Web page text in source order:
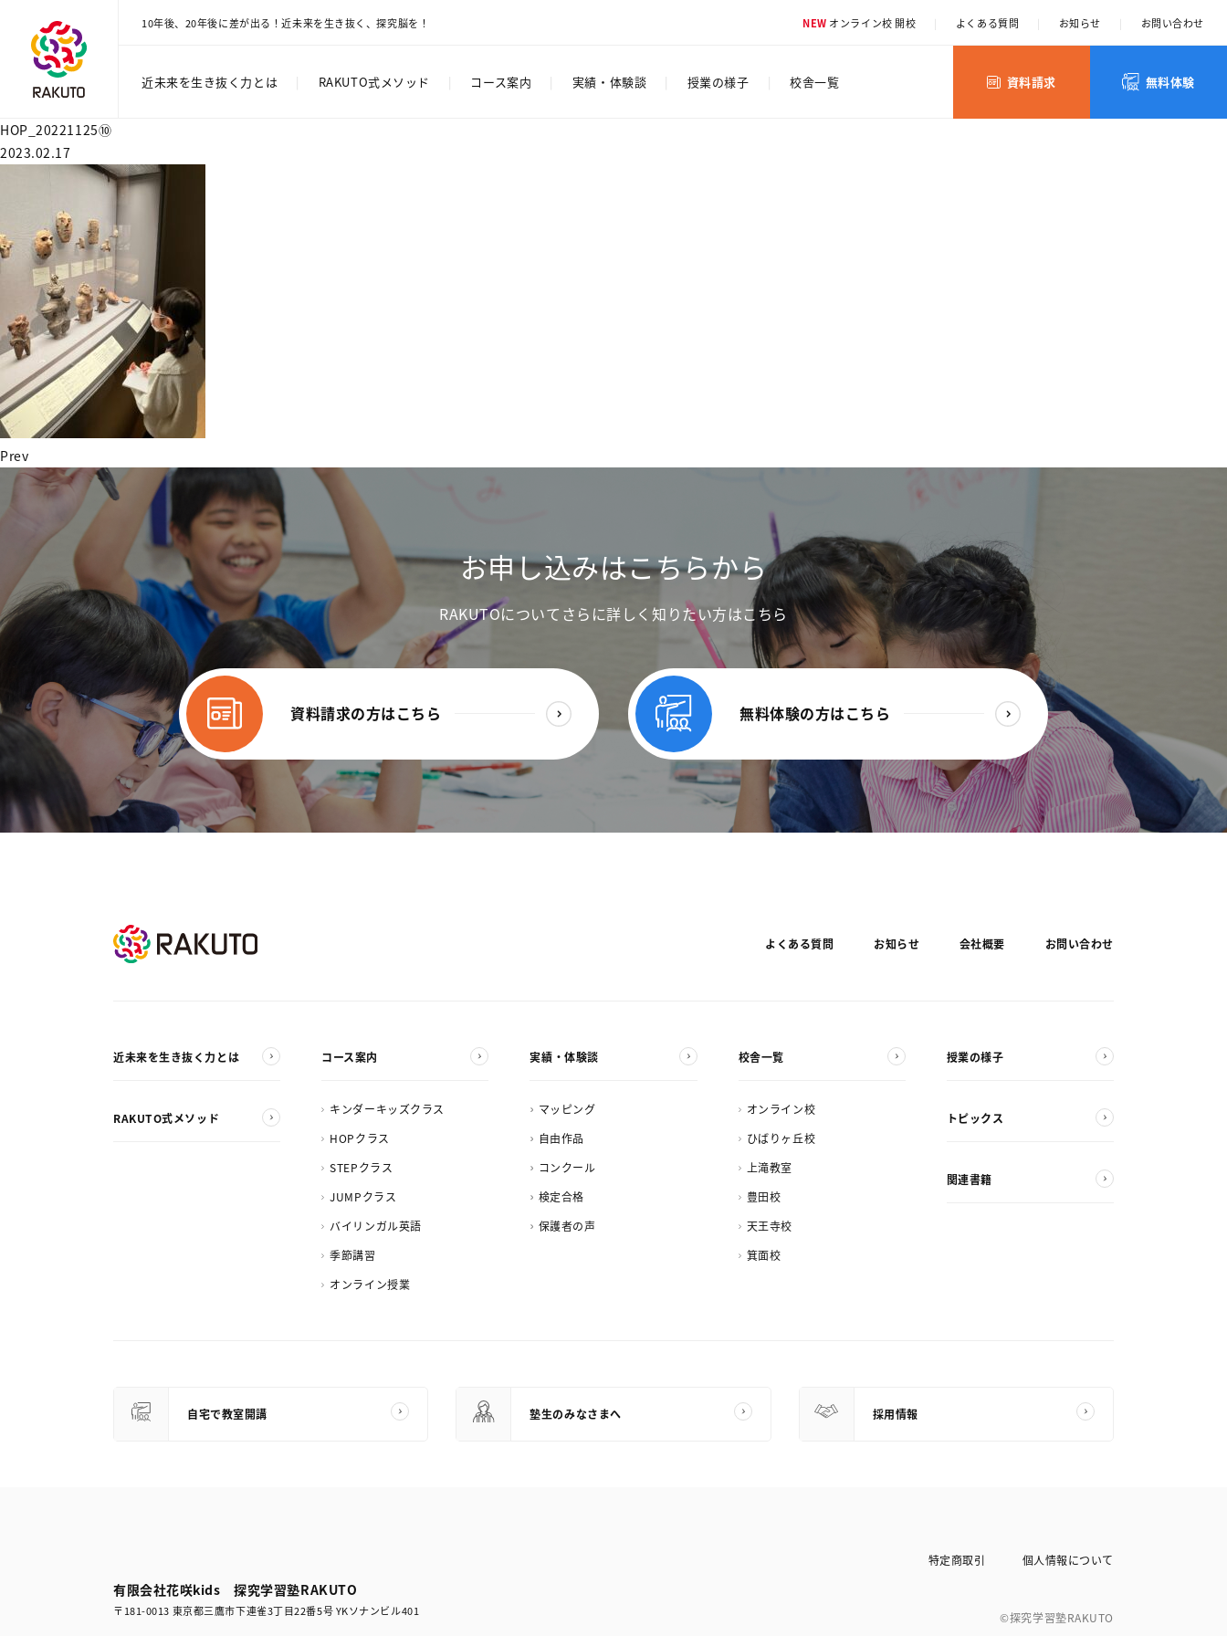
10年後、20年後に差が出る！近未来を生き抜く、探究脳を！ NEW オンライン校 開校 | よくある質問 | お知らせ | お問い合わせ
近未来を生き抜く力とは RAKUTO式メソッド コース案内 実績・体験談 授業の様子 校舎一覧 資料請求 無料体験
HOP_20221125⑩
2023.02.17
Prev
お申し込みはこちらから
RAKUTOについてさらに詳しく知りたい方はこちら
資料請求の方はこちら 無料体験の方はこちら
よくある質問 お知らせ 会社概要 お問い合わせ
近未来を生き抜く力とは
RAKUTO式メソッド
コース案内
キンダーキッズクラス
HOPクラス
STEPクラス
JUMPクラス
バイリンガル英語
季節講習
オンライン授業
実績・体験談
マッピング
自由作品
コンクール
検定合格
保護者の声
校舎一覧
オンライン校
ひばりヶ丘校
上滝教室
豊田校
天王寺校
箕面校
授業の様子
トピックス
関連書籍
自宅で教室開講 塾生のみなさまへ 採用情報
有限会社花咲kids 探究学習塾RAKUTO
〒181-0013 東京都三鷹市下連雀3丁目22番5号 YKソナンビル401
特定商取引 個人情報について
©探究学習塾RAKUTO